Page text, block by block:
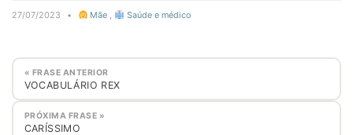
27/07/2023 • Mãe , Saúde e médico
« FRASE ANTERIOR
VOCABULÁRIO REX
PRÓXIMA FRASE »
CARÍSSIMO